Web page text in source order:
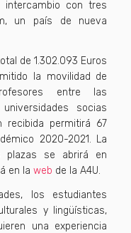
intercambio con tres
un país de nueva
de 1.302.093 Euros
la movilidad de
entre las
socias
recibida permitirá 67
2020-2021. La
plazas se abrirá en
en la web de la A4U.
los estudiantes
y lingüísticas,
una experiencia